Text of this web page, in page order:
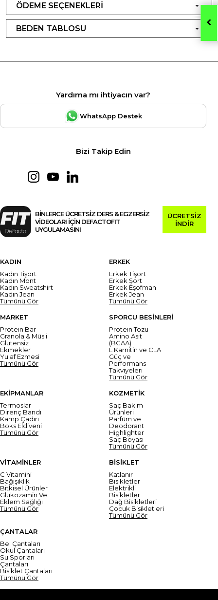
ÖDEME SEÇENEKLERİ
BEDEN TABLOSU
Yardıma mı ihtiyacın var?
WhatsApp Destek
Bizi Takip Edin
BİNLERCE ÜCRETSİZ DERS & EGZERSİZ
VİDEOLARI İÇİN DEFACTOFIT
UYGULAMASINI
ÜCRETSİZ
İNDİR
KADIN
Kadın Tişört
Kadın Mont
Kadın Sweatshirt
Kadın Jean
Tümünü Gör
ERKEK
Erkek Tişört
Erkek Şort
Erkek Eşofman
Erkek Jean
Tümünü Gör
MARKET
Protein Bar
Granola & Müsli
Glutensiz
Ekmekler
Yulaf Ezmesi
Tümünü Gör
SPORCU BESİNLERİ
Protein Tozu
Amino Asit
(BCAA)
L Karnitin ve CLA
Güç ve
Performans
Takviyeleri
Tümünü Gör
EKİPMANLAR
Termoslar
Direnç Bandı
Kamp Çadırı
Boks Eldiveni
Tümünü Gör
KOZMETİK
Saç Bakım
Ürünleri
Parfüm ve
Deodorant
Highlighter
Saç Boyası
Tümünü Gör
VİTAMİNLER
C Vitamini
Bağışıklık
Bitkisel Ürünler
Glukozamin Ve
Eklem Sağlığı
Tümünü Gör
BİSİKLET
Katlanır
Bisikletler
Elektrikli
Bisikletler
Dağ Bisikletleri
Çocuk Bisikletleri
Tümünü Gör
ÇANTALAR
Bel Çantaları
Okul Çantaları
Su Sporları
Çantaları
Bisiklet Çantaları
Tümünü Gör